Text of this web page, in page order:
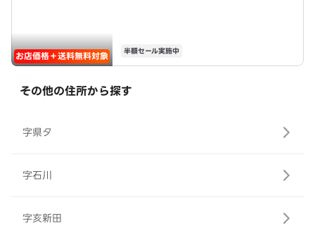
お店価格＋送料無料対象 半額セール実施中
その他の住所から探す
字県タ
字石川
字亥新田